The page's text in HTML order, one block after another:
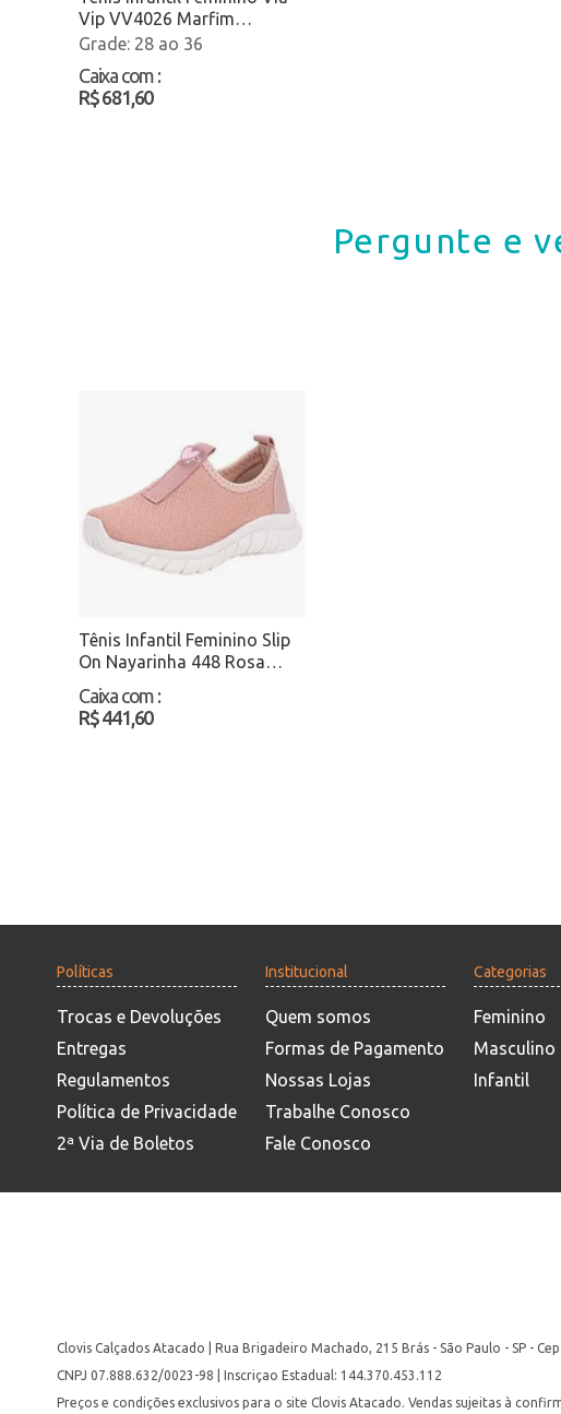
Vip VV4026 Marfim
Atacado28 ao 36
Caixa com :
R$ 681,60
Pergunte e
Tênis Infantil Feminino Slip
On Nayarinha 448 Rosa
Atacado
Caixa com :
R$ 441,60
Políticas
Trocas e Devoluções
Entregas
Regulamentos
Política de Privacidade
2ª Via de Boletos
Institucional
Quem somos
Formas de Pagamento
Nossas Lojas
Trabalhe Conosco
Fale Conosco
Categorias
Feminino
Masculino
Infantil
Clovis Calçados Atacado | Rua Brigadeiro Machado, 215 Brás - São Paulo - SP -
CNPJ 07.888.632/0023-98 | Inscriçao Estadual: 144.370.453.112
Preços e condições exclusivos para o site Clovis Atacado. Vendas sujeitas à